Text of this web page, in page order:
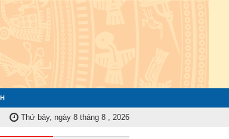
Quân ủy Trung ương tập huấn nghiệp vụ công tác kiểm tra,
Thứ bảy, ngày 8 tháng 8 , 2026